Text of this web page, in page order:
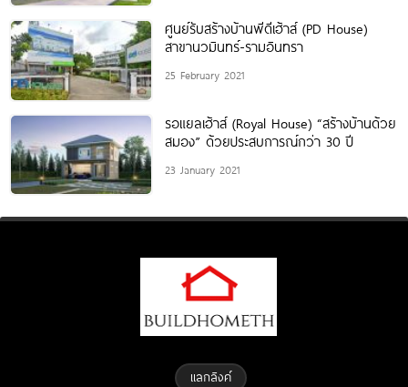
ศูนย์รับสร้างบ้านพีดีเฮ้าส์ (PD House)
สาขานวมินทร์-รามอินทรา
25 February 2021
รอแยลเฮ้าส์ (Royal House) “สร้างบ้านด้วย
สมอง” ด้วยประสบการณ์กว่า 30 ปี
23 January 2021
แลกลิงค์